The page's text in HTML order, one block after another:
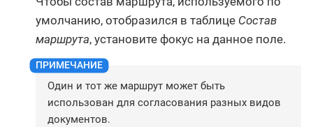
умолчанию, отобразился в таблице Состав
маршрута, установите фокус на данное поле.
Один и тот же маршрут может быть
использован для согласования разных видов
документов.